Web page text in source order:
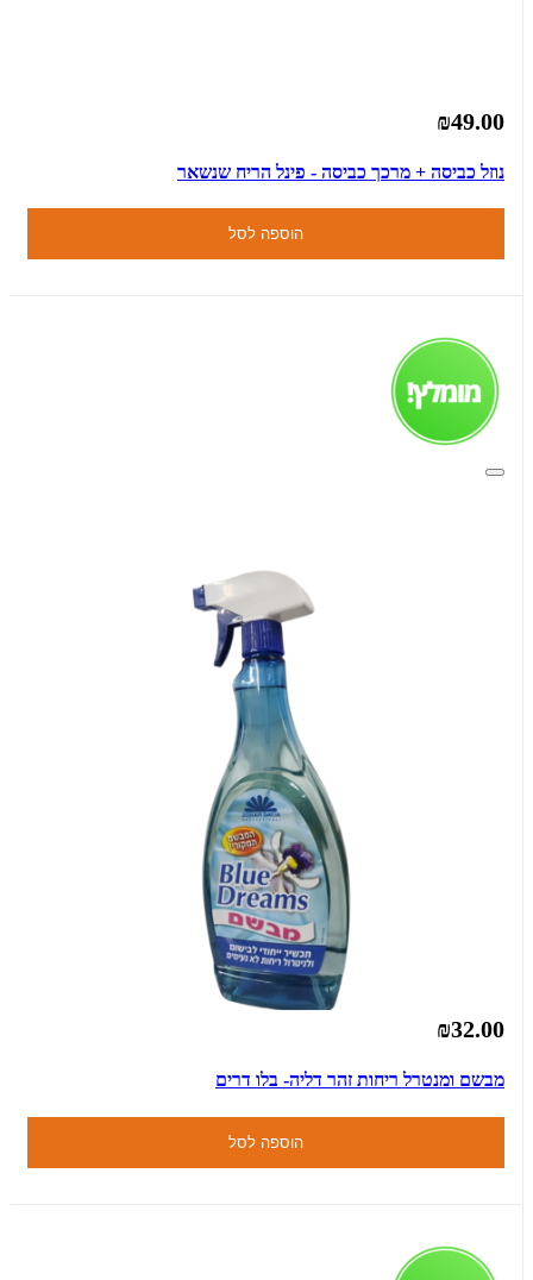
₪49.00
נוזל כביסה + מרכך כביסה - פינל הריח שנשאר
הוספה לסל
₪32.00
מבשם ומנטרל ריחות זהר דליה- בלו דרים
הוספה לסל